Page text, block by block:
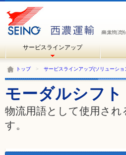
サービスラインアップ
トップ> サービスラインアップ(ソリューショ
モーダルシフト
物流用語として使用さ
す。